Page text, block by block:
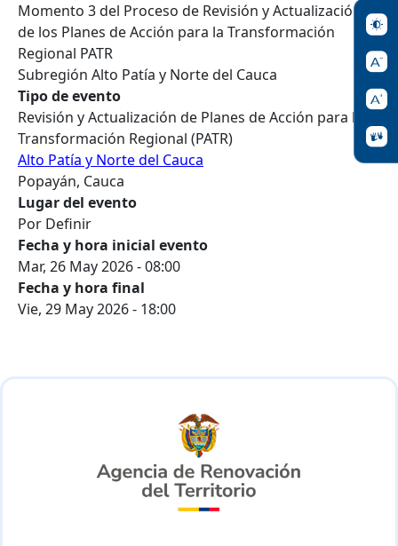
Momento 3 del Proceso de Revisión y Actualización
de los Planes de Acción para la Transformación
Regional PATR
Subregión Alto Patía y Norte del Cauca
Tipo de evento
Revisión y Actualización de Planes de Acción para la
Transformación Regional (PATR)
Alto Patía y Norte del Cauca
Popayán, Cauca
Lugar del evento
Por Definir
Fecha y hora inicial evento
Mar, 26 May 2026 - 08:00
Fecha y hora final
Vie, 29 May 2026 - 18:00